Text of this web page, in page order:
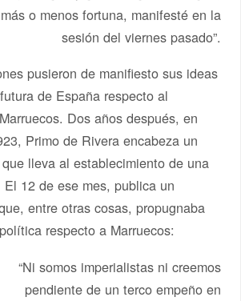
o menos fortuna, manifesté en la
sesión del viernes pasado”.
pusieron de manifiesto sus ideas
de España respecto al
Dos años después, en
Primo de Rivera encabeza un
lleva al establecimiento de una
12 de ese mes, publica un
entre otras cosas, propugnaba
respecto a Marruecos:
“Ni somos imperialistas ni creemos
pendiente de un terco empeño en